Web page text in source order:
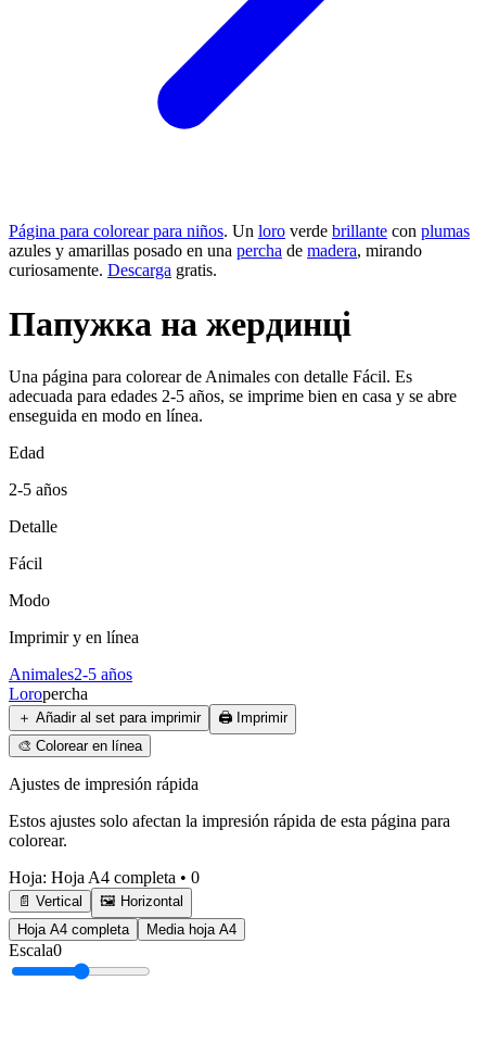
Página para colorear para niños. Un loro verde brillante con plumas
azules y amarillas posado en una percha de madera, mirando
curiosamente. Descarga gratis.
Папужка на жердинці
Una página para colorear de Animales con detalle Fácil. Es
adecuada para edades 2-5 años, se imprime bien en casa y se abre
enseguida en modo en línea.
Edad
2-5 años
Detalle
Fácil
Modo
Imprimir y en línea
Animales2-5 años
Loropercha
＋ Añadir al set para imprimir 🖨️ Imprimir
🎨 Colorear en línea
Ajustes de impresión rápida
Estos ajustes solo afectan la impresión rápida de esta página para
colorear.
Hoja: Hoja A4 completa • 0
📄 Vertical
🖼️ Horizontal
Hoja A4 completa
Media hoja A4
Escala0